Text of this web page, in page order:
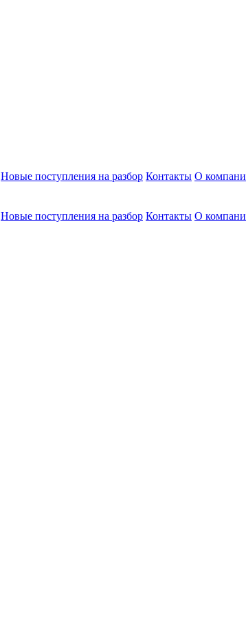
Новые поступления на разбор Контакты О
Новые поступления на разбор Контакты О